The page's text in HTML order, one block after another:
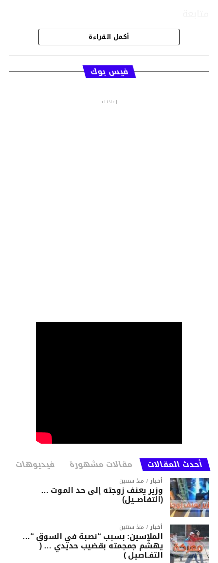
قسم الاخبار
أكمل القراءة
فيس بوك
إعلانات
أحدث المقالات مقالات مشهورة فيديوهات
أخبار منذ سنتين
وزير يعنف زوجته إلى حد الموت …
(التفاصــيل)
أخبار منذ سنتين
الملاسين: بسبب “نصبة في السوق “…
يهشّم جمجمته بقضيب حديدي … (
التفـاصيل )